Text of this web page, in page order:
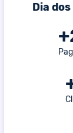
Dia
+